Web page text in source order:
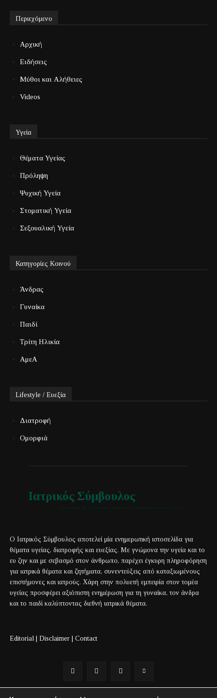
Περιεχόμενο
Αρχική
Ειδήσεις
Μύθοι και Αλήθειες
Videos
Υγεία
Θέματα Υγείας
Πρόληψη
Ψυχική Υγεία
Στοματική Υγεία
Σεξουαλική Υγεία
Κατηγορίες Κοινού
Άνδρας
Γυναίκα
Παιδί
Τρίτη Ηλικία
ΑμεΑ
Lifestyle / Ευεξία
Διατροφή
Ομορφιά
Ιατρικός Σύμβουλος
Ο Ιατρικός Σύμβουλος αποτελεί μία ενημερωτική ιστοσελίδα για
θέματα υγείας, διατροφής και ευεξίας. Με γνώμονα την υγεία και το
ευ ζην και με σεβασμό στον άνθρωπο, παρέχει έγκυρη πληροφόρηση
για ιατρικά θέματα και ζητήματα, συνεντεύξεις από καταξιωμένους
επιστήμονες και ιατρούς. Χάρη στην πολυετή εμπειρία στον τομέα
υγείας προσφέρει αξιόπιστη ενημέρωση για τη γυναίκα, τον άνδρα
και το παιδί καλύπτοντας διεθνή ιατρικά θέματα.
Editorial Disclaimer Contact